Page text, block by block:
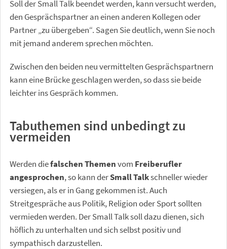
Soll der Small Talk beendet werden, kann versucht werden,
den Gesprächspartner an einen anderen Kollegen oder
Partner „zu übergeben“. Sagen Sie deutlich, wenn Sie noch
mit jemand anderem sprechen möchten.
Zwischen den beiden neu vermittelten Gesprächspartnern
kann eine Brücke geschlagen werden, so dass sie beide
leichter ins Gespräch kommen.
Tabuthemen sind unbedingt zu
vermeiden
Werden diefalschen Themenvom Freiberufler
angesprochen, so kann derSmall Talkschneller wieder
versiegen, als er in Gang gekommen ist. Auch
Streitgespräche aus Politik, Religion oder Sport sollten
vermieden werden. Der Small Talk soll dazu dienen, sich
höflich zu unterhalten und sich selbst positiv und
sympathisch darzustellen.